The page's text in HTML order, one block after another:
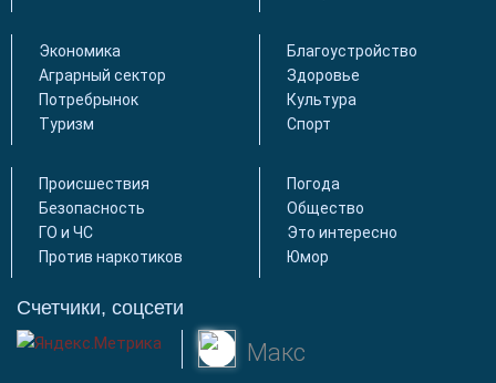
Экономика
Аграрный сектор
Потребрынок
Туризм
Благоустройство
Здоровье
Культура
Спорт
Происшествия
Безопасность
ГО и ЧС
Против наркотиков
Погода
Общество
Это интересно
Юмор
Счетчики, соцсети
Макс